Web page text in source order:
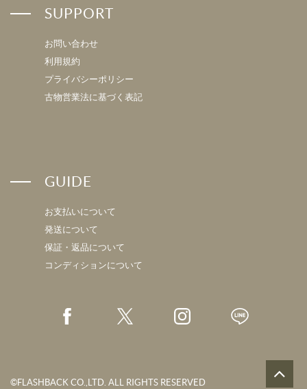
SUPPORT
お問い合わせ
利用規約
プライバシーポリシー
古物営業法に基づく表記
GUIDE
お支払いについて
発送について
保証・返品について
コンディションについて
©FLASHBACK CO.,LTD. ALL RIGHTS RESERVED